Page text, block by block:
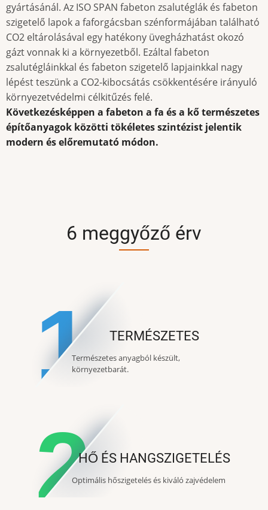
gyártásánál. Az ISO SPAN fabeton zsalutéglák és fabeton
szigetelő lapok a faforgácsban szénformájában található
CO2 eltárolásával egy hatékony üvegházhatást okozó
gázt vonnak ki a környezetből. Ezáltal fabeton
zsalutégláinkkal és fabeton szigetelő lapjainkkal nagy
lépést teszünk a CO2-kibocsátás csökkentésére irányuló
környezetvédelmi célkitűzés felé.
Következésképpen a fabeton a fa és a kő természetes
építőanyagok közötti tökéletes szintézist jelentik
modern és előremutató módon.
6 meggyőző érv
1 TERMÉSZETES
Természetes anyagból készült,
környezetbarát.
2HŐ ÉS HANGSZIGETELÉS
Optimális hőszigetelés és kiváló zajvédelem